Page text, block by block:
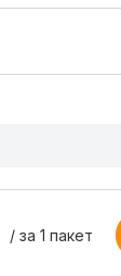
/ за 1 пакет